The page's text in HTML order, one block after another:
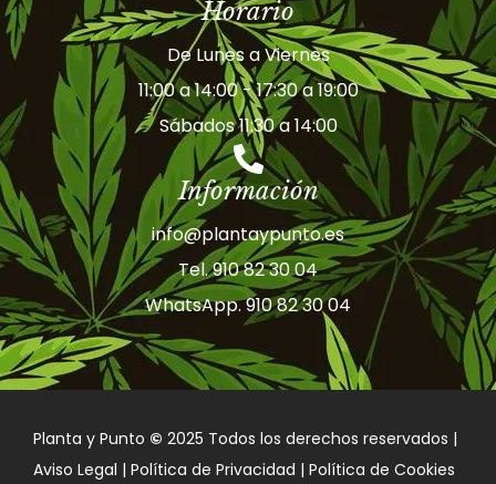
Horario
De Lunes a Viernes
11:00 a 14:00 - 17:30 a 19:00
Sábados 11:30 a 14:00
Información
info@plantaypunto.es
Tel. 910 82 30 04
WhatsApp. 910 82 30 04
Planta y Punto © 2025 Todos los derechos reservados |
Aviso Legal | Política de Privacidad | Política de Cookies